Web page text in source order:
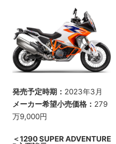
発売予定時期： 2023年3月
メーカー希望小売価格： 279
万9,000円
＜1290 SUPER ADVENTURE